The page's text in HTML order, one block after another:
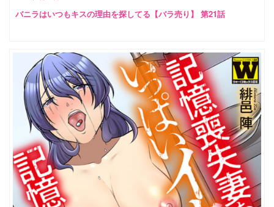
バニラはいつもキスの理由を探してる【バラ売り】 第21話